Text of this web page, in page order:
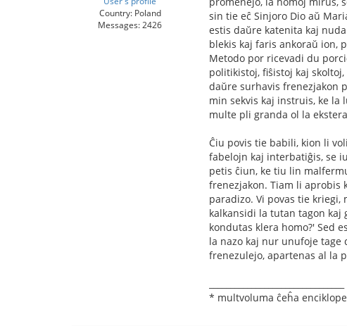
Country: Poland
Messages: 2426
sin tie eĉ Sinjoro Dio aŭ
estis daŭre katenita kaj
blekis kaj faris ankoraŭ ion,
Metodo por ricevadi du
politikistoj, ﬁŝistoj kaj
daŭre surhavis frenezjakon
min sekvis kaj instruis, ke la
multe pli granda ol la
Ĉiu povis tie babili, kion li
fabelojn kaj interbatiĝis, se
petis ĉiun, ke tiu lin
frenezjakon. Tiam li aprobis
paradizo. Vi povas tie
kalkansidi la tutan tagon kaj
kondutas klera homo?' Sed
la nazo kaj nur unufoje tage
frenezulejo, apartenas al la
* multvoluma ĉeĥa